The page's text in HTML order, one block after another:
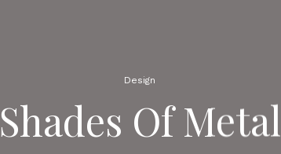
Design
Shades Of Metal